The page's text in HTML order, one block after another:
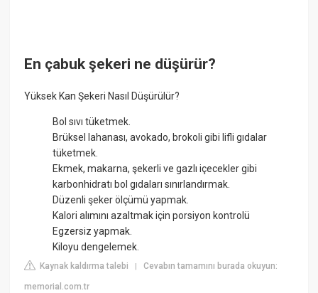
En çabuk şekeri ne düşürür?
Yüksek Kan Şekeri Nasıl Düşürülür?
Bol sıvı tüketmek.
Brüksel lahanası, avokado, brokoli gibi lifli gıdalar
tüketmek.
Ekmek, makarna, şekerli ve gazlı içecekler gibi
karbonhidratı bol gıdaları sınırlandırmak.
Düzenli şeker ölçümü yapmak.
Kalori alımını azaltmak için porsiyon kontrolü
Egzersiz yapmak.
Kiloyu dengelemek.
Kaynak kaldırma talebi |Cevabın tamamını burada okuyun:
memorial.com.tr